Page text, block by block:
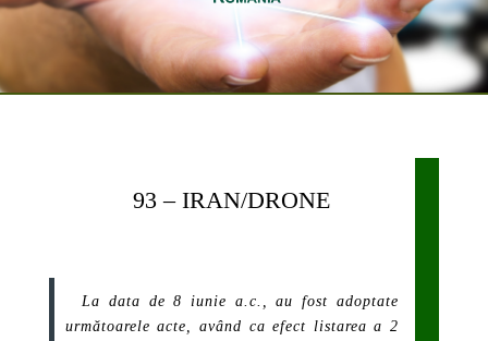
93 – IRAN/DRONE
La data de 8 iunie a.c., au fost adoptate
următoarele acte, având ca efect listarea a 2